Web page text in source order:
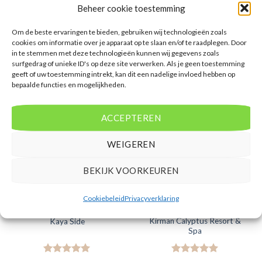
Beheer cookie toestemming
Om de beste ervaringen te bieden, gebruiken wij technologieën zoals
cookies om informatie over je apparaat op te slaan en/of te raadplegen. Door
in te stemmen met deze technologieën kunnen wij gegevens zoals
surfgedrag of unieke ID's op deze site verwerken. Als je geen toestemming
geeft of uw toestemming intrekt, kan dit een nadelige invloed hebben op
bepaalde functies en mogelijkheden.
ACCEPTEREN
WEIGEREN
BEKIJK VOORKEUREN
CookiebeleidPrivacyverklaring
Mensen beoordelen deze reis met een N.A.
Kaya Side
Kirman Calyptus Resort &
Spa